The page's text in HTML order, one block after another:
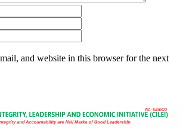
and website in this browser for the next